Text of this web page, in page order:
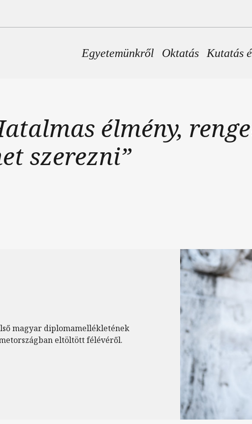
Fő navigáció
Egyetemünkről Oktatás Kutatás
élmény,
szerezni”
magyar diplomamellékletének
eltöltött félévéről.